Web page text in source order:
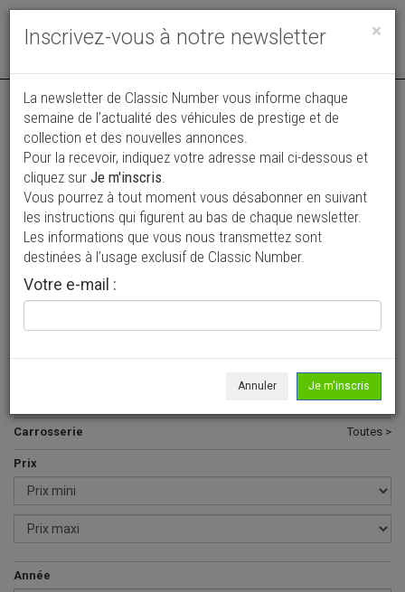
Toggle
Vos annonces vues par
plus de 4 millions de collectionneurs
Ajouter une annonce
> Rechercher un véhicule
Suburban >
Carrosserie Toutes >
Prix
Année
×
Inscrivez-vous à notre newsletter
La newsletter de Classic Number vous informe chaque
semaine de l’actualité des véhicules de prestige et de
collection et des nouvelles annonces.
Pour la recevoir, indiquez votre adresse mail ci-dessous et
cliquez sur Je m'inscris.
Vous pourrez à tout moment vous désabonner en suivant
les instructions qui figurent au bas de chaque newsletter.
Les informations que vous nous transmettez sont
destinées à l’usage exclusif de Classic Number.
Votre e-mail :
Annuler Je m'inscris